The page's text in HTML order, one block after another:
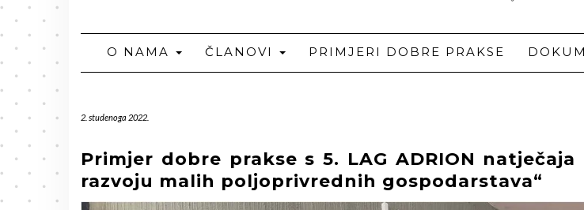
O NAMA ČLANOVI PRIMJERI DOBRE PRAKSE
2. studenoga 2022.
Primjer dobre prakse s 5. LAG ADRION natječaja
razvoju malih poljoprivrednih gospodarstava“